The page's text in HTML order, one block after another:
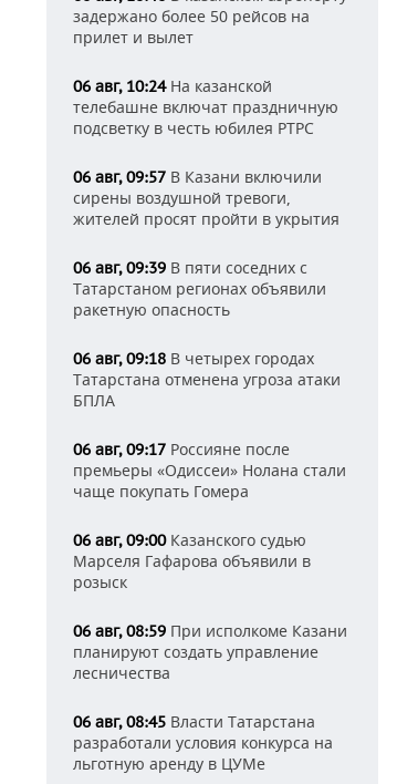
задержано более 50 рейсов на
прилет и вылет
06 авг, 10:24На казанской
телебашне включат праздничную
подсветку в честь юбилея РТРС
06 авг, 09:57 В Казани включили
сирены воздушной тревоги,
жителей просят пройти в укрытия
06 авг, 09:39 В пяти соседних с
Татарстаном регионах объявили
ракетную опасность
06 авг, 09:18 В четырех городах
Татарстана отменена угроза атаки
БПЛА
06 авг, 09:17 Россияне после
премьеры «Одиссеи» Нолана стали
чаще покупать Гомера
06 авг, 09:00Казанского судью
Марселя Гафарова объявили в
розыск
06 авг, 08:59 При исполкоме Казани
планируют создать управление
лесничества
06 авг, 08:45 Власти Татарстана
разработали условия конкурса на
льготную аренду в ЦУМе